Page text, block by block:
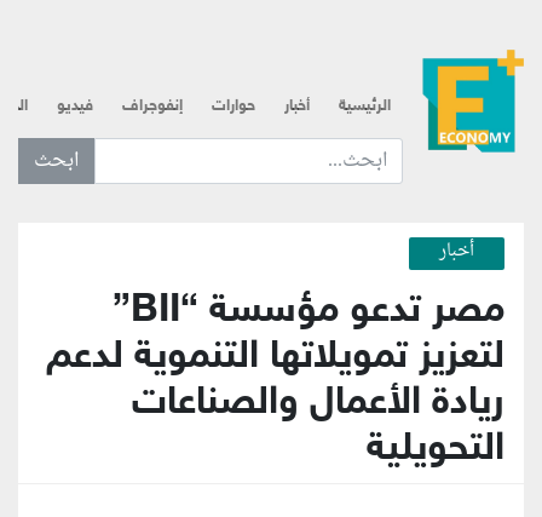
الرئيسية أخبار حوارات إنفوجراف فيديو
ابحث عن... :
أخبار
مصر تدعو مؤسسة “BII”
لتعزيز تمويلاتها التنموية لدعم
ريادة الأعمال والصناعات
التحويلية